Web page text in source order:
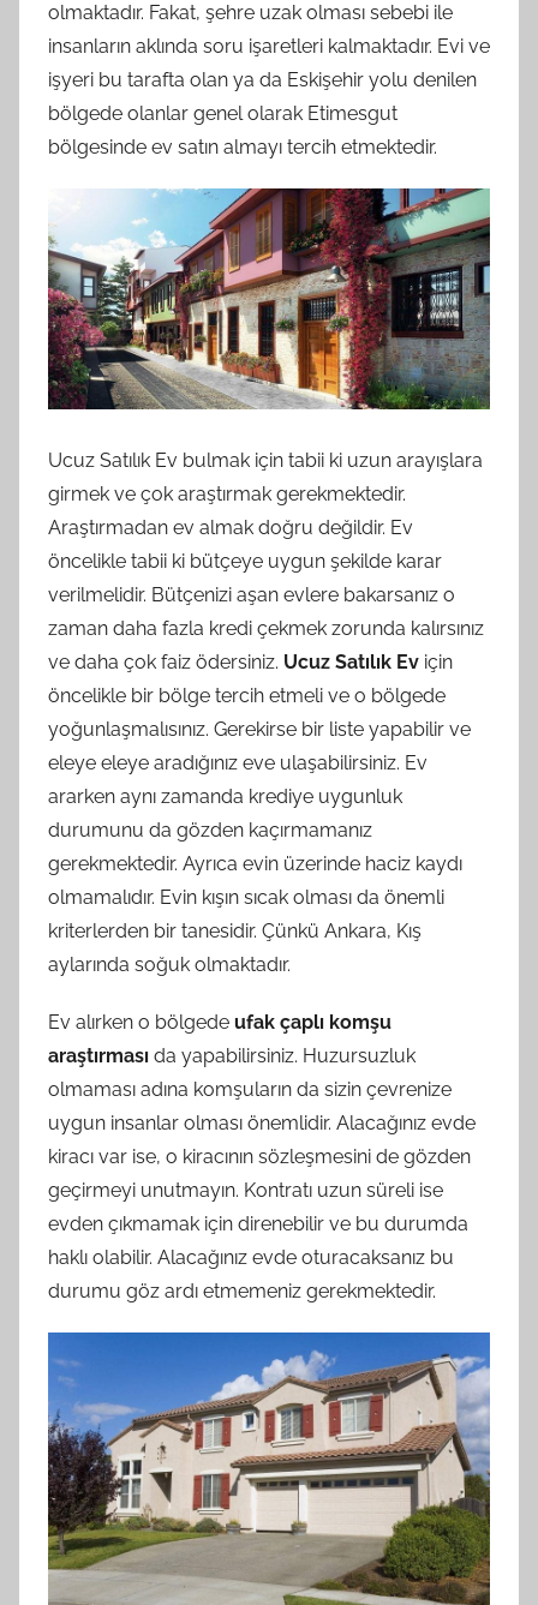
olmaktadır. Fakat, şehre uzak olması sebebi ile
insanların aklında soru işaretleri kalmaktadır. Evi ve
işyeri bu tarafta olan ya da Eskişehir yolu denilen
bölgede olanlar genel olarak Etimesgut
bölgesinde ev satın almayı tercih etmektedir.
Ucuz Satılık Ev bulmak için tabii ki uzun arayışlara
girmek ve çok araştırmak gerekmektedir.
Araştırmadan ev almak doğru değildir. Ev
öncelikle tabii ki bütçeye uygun şekilde karar
verilmelidir. Bütçenizi aşan evlere bakarsanız o
zaman daha fazla kredi çekmek zorunda kalırsınız
ve daha çok faiz ödersiniz. Ucuz Satılık Ev için
öncelikle bir bölge tercih etmeli ve o bölgede
yoğunlaşmalısınız. Gerekirse bir liste yapabilir ve
eleye eleye aradığınız eve ulaşabilirsiniz. Ev
ararken aynı zamanda krediye uygunluk
durumunu da gözden kaçırmamanız
gerekmektedir. Ayrıca evin üzerinde haciz kaydı
olmamalıdır. Evin kışın sıcak olması da önemli
kriterlerden bir tanesidir. Çünkü Ankara, Kış
aylarında soğuk olmaktadır.
Ev alırken o bölgede ufak çaplı komşu
araştırması da yapabilirsiniz. Huzursuzluk
olmaması adına komşuların da sizin çevrenize
uygun insanlar olması önemlidir. Alacağınız evde
kiracı var ise, o kiracının sözleşmesini de gözden
geçirmeyi unutmayın. Kontratı uzun süreli ise
evden çıkmamak için direnebilir ve bu durumda
haklı olabilir. Alacağınız evde oturacaksanız bu
durumu göz ardı etmemeniz gerekmektedir.